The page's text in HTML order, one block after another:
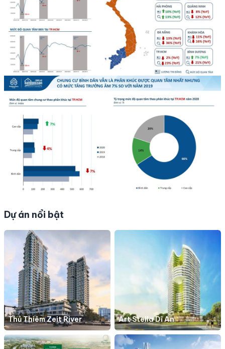
Dự án nổi bật
Thủ Thiêm Zeit River Art Stella Dĩ An